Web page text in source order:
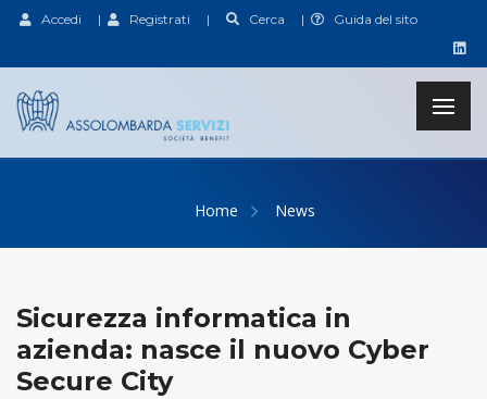
Accedi | Registrati | Cerca | Guida del sito
Home News
Sicurezza informatica in
azienda: nasce il nuovo Cyber
Secure City